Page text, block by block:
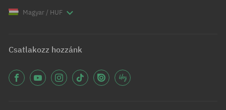
Magyar / HUF
Csatlakozz hozzánk